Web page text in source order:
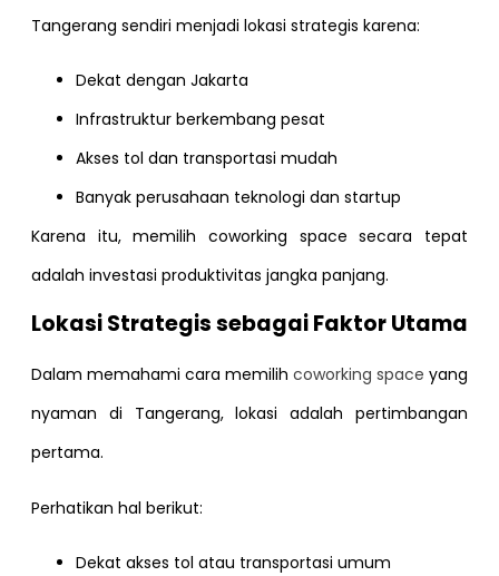
Tangerang sendiri menjadi lokasi strategis karena:
Dekat dengan Jakarta
Infrastruktur berkembang pesat
Akses tol dan transportasi mudah
Banyak perusahaan teknologi dan startup
Karena itu, memilih coworking space secara tepat
adalah investasi produktivitas jangka panjang.
Lokasi Strategis sebagai Faktor Utama
Dalam memahami cara memilih coworking space yang
nyaman di Tangerang, lokasi adalah pertimbangan
pertama.
Perhatikan hal berikut:
Dekat akses tol atau transportasi umum